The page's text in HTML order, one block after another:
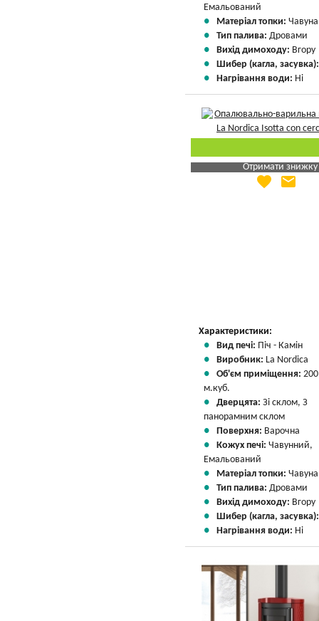
Емальований
Матеріал топки: Чавуна
Тип палива: Дровами
Вихід димоходу: Вгору
Шибер (кагла,
Нагрівання води: Ні
Отримати знижку
Яка Ваша ціна
favorite email
Характеристики:
Вид печі: Піч - Камін
Виробник: La Nordica
Об'єм приміщення:
м.куб.
Дверцята: Зі склом, З
панорамним склом
Поверхня: Варочна
Кожух печі: Чавунний,
Емальований
Матеріал топки: Чавуна
Тип палива: Дровами
Вихід димоходу: Вгору
Шибер (кагла,
Нагрівання води: Ні